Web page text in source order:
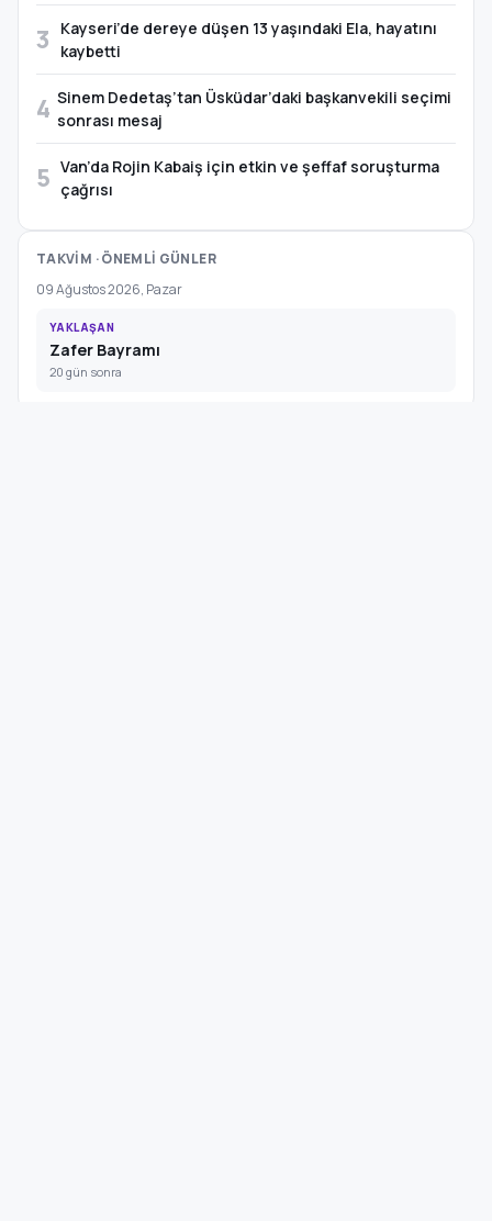
3
Kayseri’de dereye düşen 13 yaşındaki Ela, hayatını
kaybetti
4 Sinem Dedetaş’tan Üsküdar’daki başkanvekili seçimi
sonrası mesaj
5 Van’da Rojin Kabaiş için etkin ve şeffaf soruşturma
çağrısı
TAKVİM · ÖNEMLİ GÜNLER
09 Ağustos 2026, Pazar
YAKLAŞAN
Zafer Bayramı
20 gün sonra